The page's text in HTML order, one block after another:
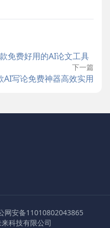
免费好用的AI论文工具
下一篇
写论免费神器高效实用
网安备11010802043865
科技有限公司